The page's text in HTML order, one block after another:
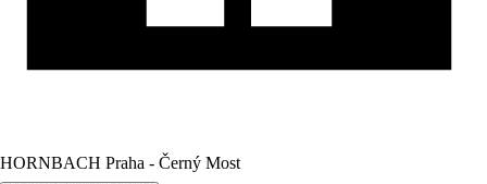
HORNBACH Praha - Černý Most